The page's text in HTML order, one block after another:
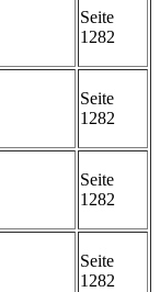
Seite
1282
Seite
1282
Seite
1282
Seite
1282